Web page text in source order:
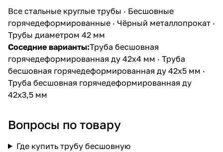
Все стальные круглые трубы · Бесшовные
горячедеформированные · Чёрный металлопрокат ·
Трубы диаметром 42 мм
Соседние варианты:Труба бесшовная
горячедеформированная ду 42х4 мм · Труба
бесшовная горячедеформированная ду 42х5 мм ·
Труба бесшовная горячедеформированная ду
42х3,5 мм
Вопросы по товару
Где купить трубу бесшовную